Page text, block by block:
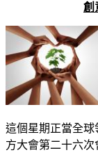
創
這個星期正當全
方大會第二十六次